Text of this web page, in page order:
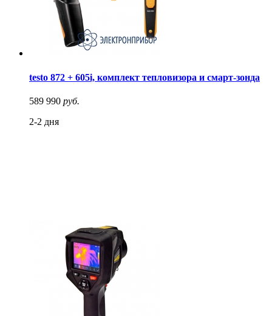
testo 872 + 605i, комплект тепловизора и смарт-зонда
589 990 руб.
2-2 дня